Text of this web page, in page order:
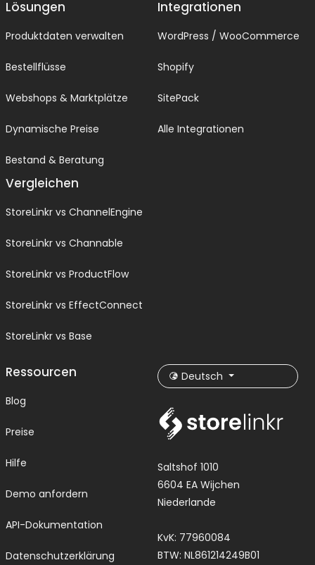
Lösungen
Produktdaten verwalten
Bestellflüsse
Webshops & Marktplätze
Dynamische Preise
Bestand & Beratung
Vergleichen
StoreLinkr vs ChannelEngine
StoreLinkr vs Channable
StoreLinkr vs ProductFlow
StoreLinkr vs EffectConnect
StoreLinkr vs Base
Integrationen
WordPress / WooCommerce
Shopify
SitePack
Alle Integrationen
Ressourcen
Blog
Preise
Hilfe
Demo anfordern
API-Dokumentation
Datenschutzerklärung
Deutsch
Saltshof 1010
6604 EA Wijchen
Niederlande
KvK: 77960084
BTW: NL861214249B01